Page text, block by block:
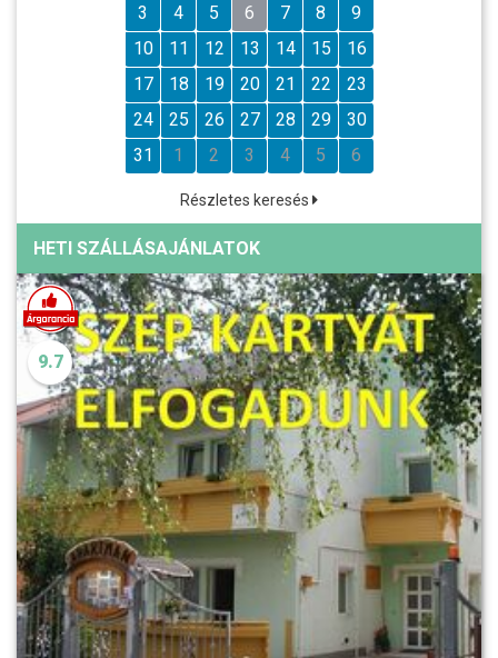
3
4 5 6 7 8
9
10
11 12 13 14 15
16
17
18 19 20 21 22
23
24
25 26 27 28 29
30
31
1 2 3 4 5 6
Részletes keresés
HETI SZÁLLÁSAJÁNLATOK
9.7